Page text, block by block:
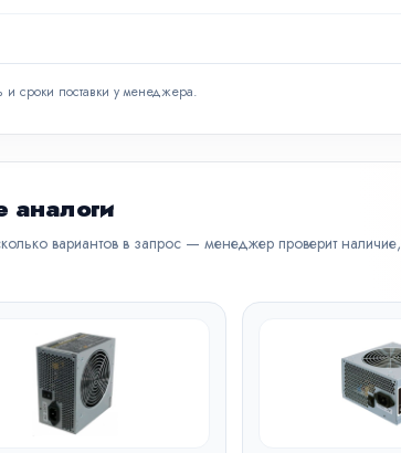
и сроки поставки у менеджера.
вариантов в запрос — менеджер проверит наличие,